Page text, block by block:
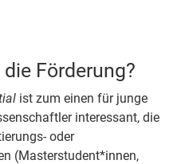
Förderung?
ist zum einen für junge
interessant, die
oder
(Masterstudent*innen,